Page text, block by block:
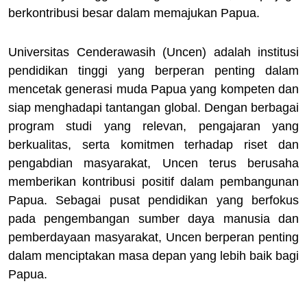
berkontribusi besar dalam memajukan Papua.
Universitas Cenderawasih (Uncen) adalah institusi
pendidikan tinggi yang berperan penting dalam
mencetak generasi muda Papua yang kompeten dan
siap menghadapi tantangan global. Dengan berbagai
program studi yang relevan, pengajaran yang
berkualitas, serta komitmen terhadap riset dan
pengabdian masyarakat, Uncen terus berusaha
memberikan kontribusi positif dalam pembangunan
Papua. Sebagai pusat pendidikan yang berfokus
pada pengembangan sumber daya manusia dan
pemberdayaan masyarakat, Uncen berperan penting
dalam menciptakan masa depan yang lebih baik bagi
Papua.